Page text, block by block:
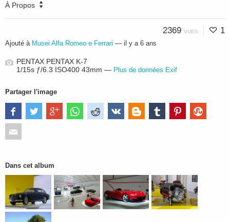
À Propos
2369 VUES 1
Ajouté à Musei Alfa Romeo e Ferrari — il y a 6 ans
PENTAX PENTAX K-7
1/15s ƒ/6.3 ISO400 43mm — Plus de données Exif
Partager l'image
Dans cet album